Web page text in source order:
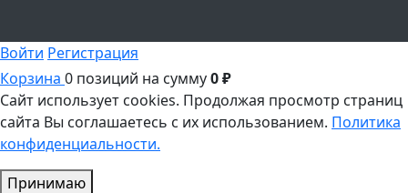
Войти Регистрация
Корзина 0 позиций на сумму0 ₽
Сайт использует cookies. Продолжая просмотр страниц
сайта Вы соглашаетесь с их использованием. Политика
конфиденциальности.
Принимаю